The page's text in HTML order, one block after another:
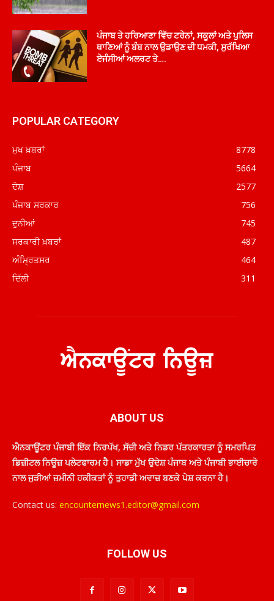
ਪੰਜਾਬ ਤੇ ਹਰਿਆਣਾ ਵਿੱਚ ਟਰੇਨਾਂ, ਸਕੂਲਾਂ ਅਤੇ ਪੁਲਿਸ
ਥਾਣਿਆਂ ਨੂੰ ਬੰਬ ਨਾਲ ਉਡਾਉਣ ਦੀ ਧਮਕੀ, ਸੁਰੱਖਿਆ
ਏਜੰਸੀਆਂ ਅਲਰਟ ਤੇ….
POPULAR CATEGORY
ਮੁਖ ਖ਼ਬਰਾਂ
8778
ਪੰਜਾਬ
5664
ਦੇਸ਼
2577
ਪੰਜਾਬ ਸਰਕਾਰ
756
ਦੁਨੀਆਂ
745
ਸਰਕਾਰੀ ਖ਼ਬਰਾਂ
487
ਅੰਮ੍ਰਿਤਸਰ
464
ਦਿੱਲੀ
311
ABOUT US
ਐਨਕਾਊਂਟਰ ਪੰਜਾਬੀ ਇੱਕ ਨਿਰਪੱਖ, ਸੱਚੀ ਅਤੇ ਨਿਡਰ ਪੱਤਰਕਾਰਤਾ ਨੂੰ ਸਮਰਪਿਤ
ਡਿਜ਼ੀਟਲ ਨਿਊਜ਼ ਪਲੇਟਫਾਰਮ ਹੈ। ਸਾਡਾ ਮੁੱਖ ਉਦੇਸ਼ ਪੰਜਾਬ ਅਤੇ ਪੰਜਾਬੀ ਭਾਈਚਾਰੇ
ਨਾਲ ਜੁੜੀਆਂ ਜ਼ਮੀਨੀ ਹਕੀਕਤਾਂ ਨੂੰ ਤੁਹਾਡੀ ਅਵਾਜ਼ ਬਣਕੇ ਪੇਸ਼ ਕਰਨਾ ਹੈ।
Contact us: encounternews1.editor@gmail.com
FOLLOW US